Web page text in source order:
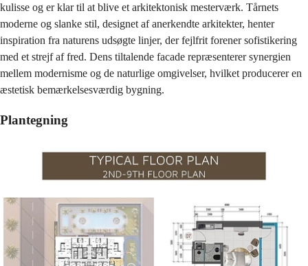
kulisse og er klar til at blive et arkitektonisk mesterværk. Tårnets
moderne og slanke stil, designet af anerkendte arkitekter, henter
inspiration fra naturens udsøgte linjer, der fejlfrit forener sofistikering
med et strejf af fred. Dens tiltalende facade repræsenterer synergien
mellem modernisme og de naturlige omgivelser, hvilket producerer en
æstetisk bemærkelsesværdig bygning.
Plantegning